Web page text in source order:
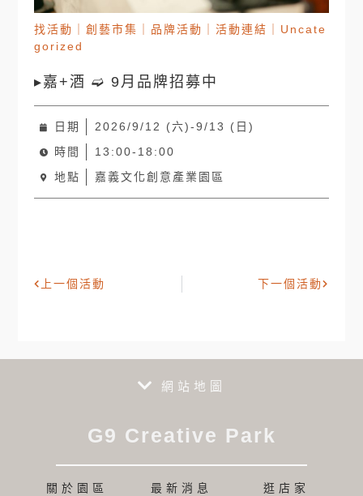
找活動 ｜創藝市集 品牌活動 ｜活動連結
Uncate
gorized
▸嘉+酒 ➫ 9月品牌招募中
日期
2026/9/12 (六)-9/13 (日)
時間
13:00-18:00
地點
嘉義文化創意產業園區
上一個活動 下一個活動
網站地圖
G9 Creative Park
關於園區 最新消息 逛店家